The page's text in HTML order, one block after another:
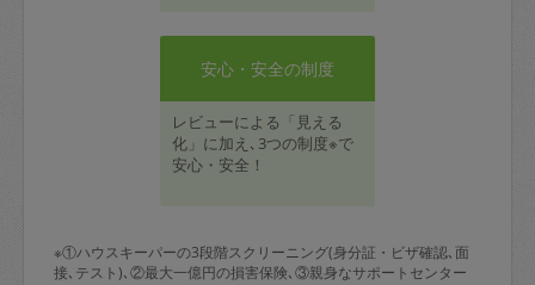
安心・安全の制度
レビューによる「見える
化」に加え､3つの制度※で
安心・安全！
※①ハウスキーパーの3段階スクリーニング(身分証・ビザ確認､面
接､テスト)､②最大一億円の損害保険､③親身なサポートセンター